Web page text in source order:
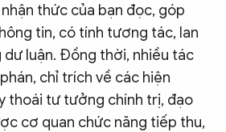
thức của bạn đọc, góp
tin, có tính tương tác, lan
luận. Đồng thời, nhiều tác
chỉ trích về các hiện
thoái tư tưởng chính trị, đạo
cơ quan chức năng tiếp thu,